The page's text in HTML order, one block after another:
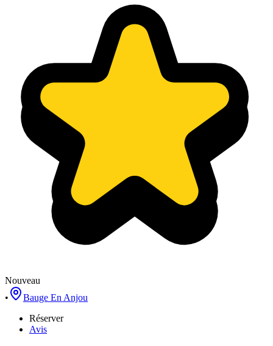
Nouveau
•
Bauge En Anjou
Réserver
Avis